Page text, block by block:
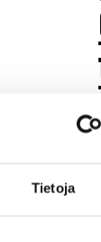
Tietoja